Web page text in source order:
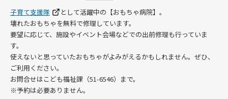
子育て支援隊
として活躍中の【おもちゃ病院】。
壊れたおもちゃを無料で修理しています。
要望に応じて、施設やイベント会場などでの出前修理も行っていま
す。
使えないと思っていたおもちゃがよみがえるかもしれません。ぜひ、
ご利用ください。
お問合せはこども福祉課（51-6546）まで。
※予約は必要ありません。